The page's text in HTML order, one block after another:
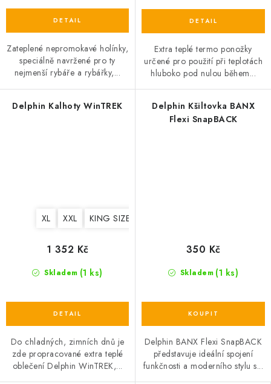
Zateplené nepromokavé holínky,
speciálně navržené pro ty
nejmenší rybáře a rybářky,...
Extra teplé termo ponožky
určené pro použití při teplotách
hluboko pod nulou během...
Delphin Kalhoty WinTREK
XL XXL KING SIZE
Skladem (1 ks)
1 352 Kč
Do chladných, zimních dnů je
zde propracované extra teplé
oblečení Delphin WinTREK,...
Delphin Kšiltovka BANX
Flexi SnapBACK
Skladem (1 ks)
350 Kč
Delphin BANX Flexi SnapBACK
představuje ideální spojení
funkčnosti a moderního stylu s...